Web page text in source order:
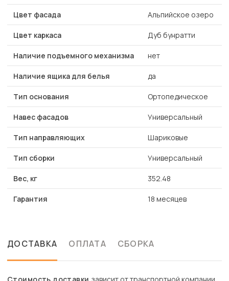
Цвет фасада Альпийское озеро
Цвет каркаса Дуб бунратти
Наличие подъемного механизма нет
Наличие ящика для белья да
Тип основания Ортопедическое
Навес фасадов Универсальный
Тип направляющих Шариковые
Тип сборки Универсальный
Вес, кг 352.48
Гарантия 18 месяцев
ДОСТАВКА ОПЛАТА СБОРКА